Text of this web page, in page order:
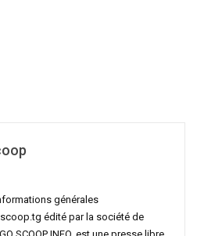
générales
édité par la société de